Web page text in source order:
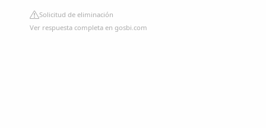
Solicitud de eliminación
Ver respuesta completa en gosbi.com